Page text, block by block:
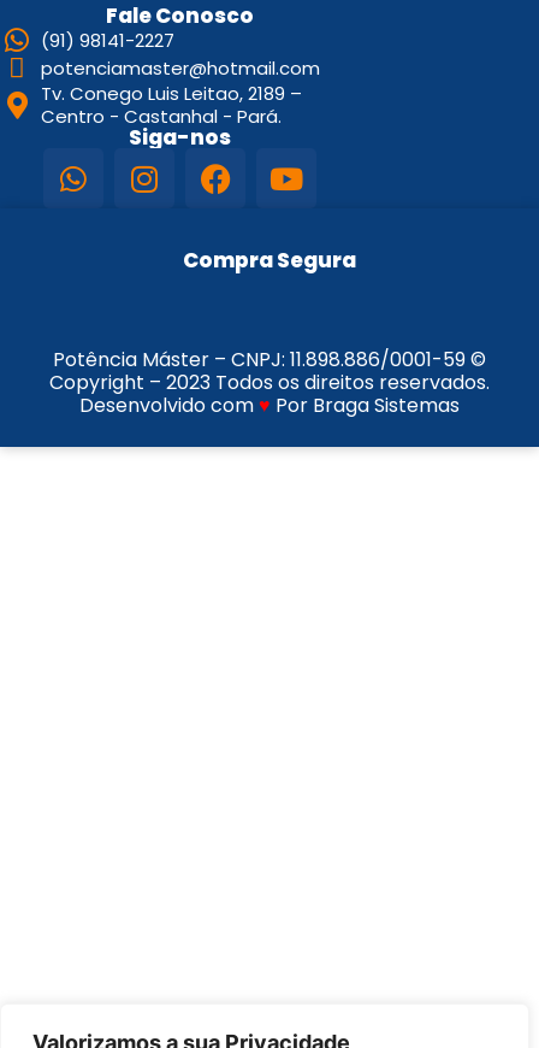
Valorizamos a sua Privacidade
Fale Conosco
(91) 98141-2227
potenciamaster@hotmail.com
Tv. Conego Luis Leitao, 2189 –
Centro - Castanhal - Pará.
Siga-nos
Compra Segura
Potência Máster – CNPJ: 11.898.886/0001-59©
Copyright – 2023 Todos os direitos reservados.
Desenvolvido com♥ Por Braga Sistemas